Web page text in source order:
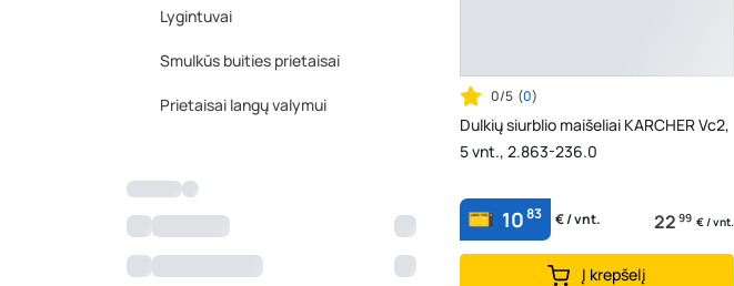
Lygintuvai
Smulkūs buities prietaisai
Prietaisai langų valymui 0/5 (0)
Dulkių siurblio maišeliai KARCHER Vc2,
5 vnt., 2.863-236.0
1083 € / vnt. 22 99 € / vnt.
Į krepšelį